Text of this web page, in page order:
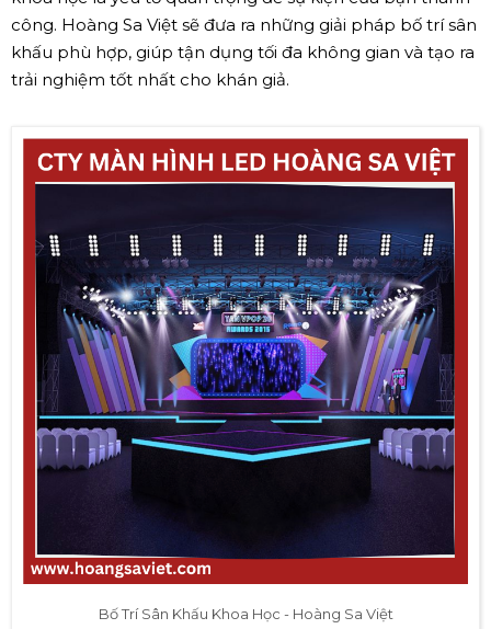
công. Hoàng Sa Việt sẽ đưa ra những giải pháp bố trí sân
khấu phù hợp, giúp tận dụng tối đa không gian và tạo ra
trải nghiệm tốt nhất cho khán giả.
Bố Trí Sân Khấu Khoa Học - Hoàng Sa Việt